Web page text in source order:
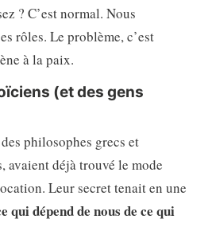
? C’est normal. Nous
rôles. Le problème, c’est
à la paix.
(et des gens
philosophes grecs et
avaient déjà trouvé le mode
Leur secret tenait en une
qui dépend de nous de ce qui